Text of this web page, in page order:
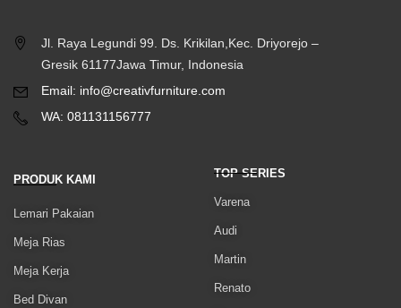
Jl. Raya Legundi 99. Ds. Krikilan,Kec. Driyorejo –
Gresik 61177Jawa Timur, Indonesia
Email: info@creativfurniture.com
WA: 081131156777
PRODUK KAMI
Lemari Pakaian
Meja Rias
Meja Kerja
Bed Divan
TOP SERIES
Varena
Audi
Martin
Renato